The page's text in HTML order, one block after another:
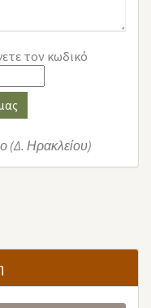
τον κωδικό
(Δ. Ηρακλείου)